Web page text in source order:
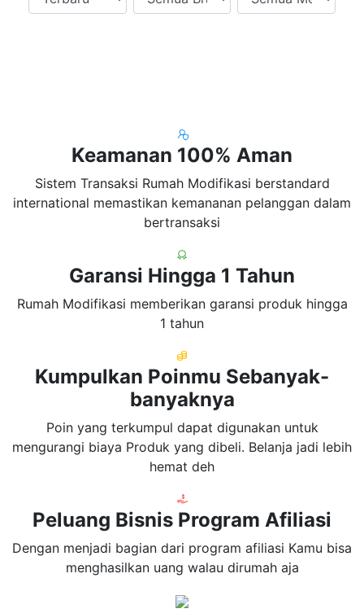
Keamanan 100% Aman
Sistem Transaksi Rumah Modifikasi berstandard
international memastikan kemananan pelanggan dalam
bertransaksi
Garansi Hingga 1 Tahun
Rumah Modifikasi memberikan garansi produk hingga
1 tahun
Kumpulkan Poinmu Sebanyak-
banyaknya
Poin yang terkumpul dapat digunakan untuk
mengurangi biaya Produk yang dibeli. Belanja jadi lebih
hemat deh
Peluang Bisnis Program Afiliasi
Dengan menjadi bagian dari program afiliasi Kamu bisa
menghasilkan uang walau dirumah aja